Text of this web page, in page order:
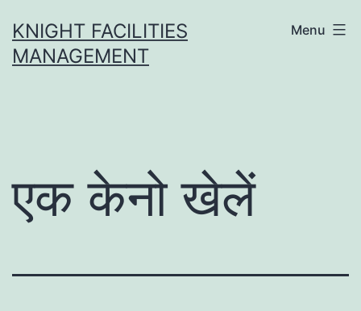
to
content
KNIGHT FACILITIES
MANAGEMENT
Menu
एक केनो खेलें